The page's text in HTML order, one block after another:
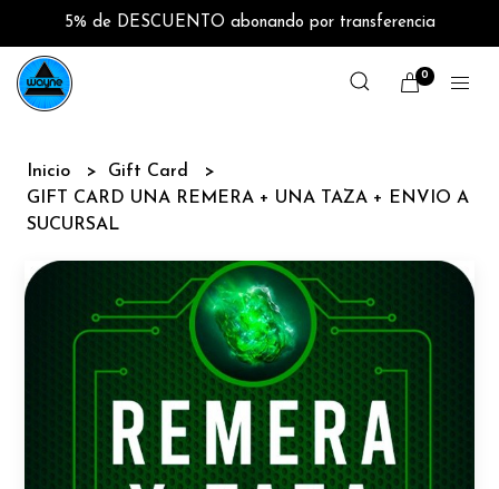
5% de DESCUENTO abonando por transferencia
0
Inicio
Gift Card
GIFT CARD UNA REMERA + UNA TAZA + ENVIO A
SUCURSAL